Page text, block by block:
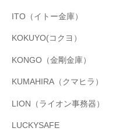
ITO（イトー金庫）
KOKUYO(コクヨ）
KONGO（金剛金庫）
KUMAHIRA（クマヒラ）
LION（ライオン事務器）
LUCKYSAFE